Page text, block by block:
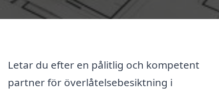
Letar du efter en pålitlig och kompetent
partner för överlåtelsebesiktning i